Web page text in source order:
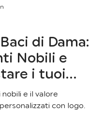
di Dama:
Nobili e
i tuoi
il Gusto
e il valore
con logo.